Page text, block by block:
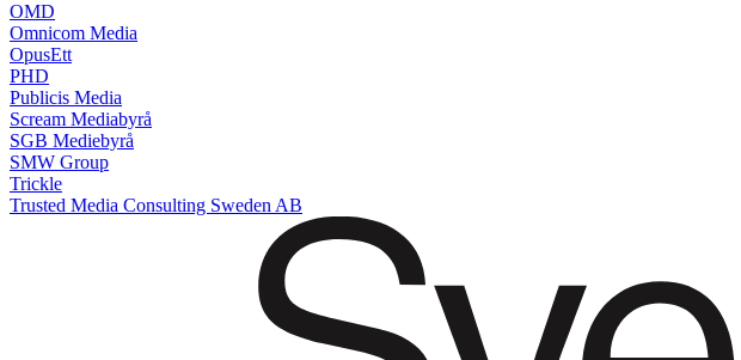
OMD
Omnicom Media
OpusEtt
PHD
Publicis Media
Scream Mediabyrå
SGB Mediebyrå
SMW Group
Trickle
Trusted Media Consulting Sweden AB